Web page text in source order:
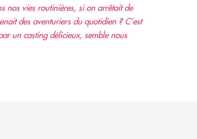
nos vies routinières, si on arrêtait de
des aventuriers du quotidien ? C’est
un casting délicieux, semble nous